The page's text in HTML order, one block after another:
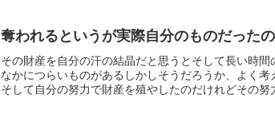
奪われるというが実際自分のものだった
その財産を自分の汗の結晶だと思うとそして長い時
なかにつらいものがあるしかしそうだろうか、よく
そして自分の努力で財産を殖やしたのだけれどその努